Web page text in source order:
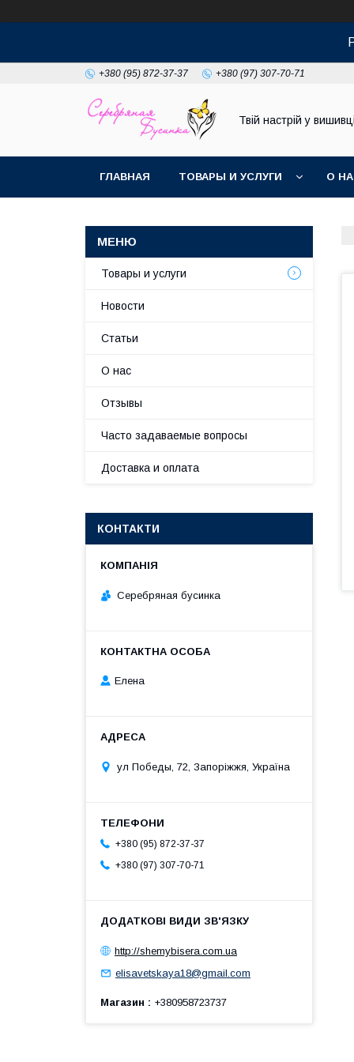
+380 (95) 872-37-37 +380 (97) 307-70-71
Твій настрій у
ГЛАВНАЯ ТОВАРЫ И УСЛУГИ О
Товары и услуги
Новости
Статьи
О нас
Отзывы
Часто задаваемые вопросы
Доставка и оплата
КОНТАКТИ
Серебряная бусинка
Елена
ул Победы, 72, Запоріжжя, Україна
+380 (95) 872-37-37
+380 (97) 307-70-71
http://shemybisera.com.ua
elisavetskaya18@gmail.com
Магазин +380958723737